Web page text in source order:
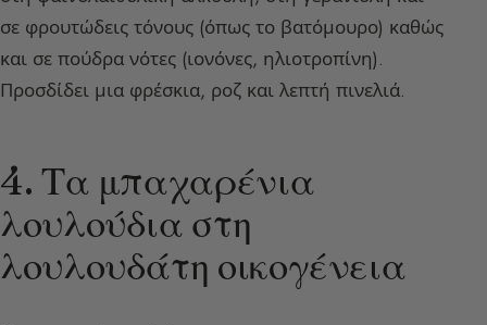
σε φρουτώδεις τόνους (όπως το βατόμουρο) καθώς
και σε πούδρα νότες (ιονόνες, ηλιοτροπίνη).
Προσδίδει μια φρέσκια, ροζ και λεπτή πινελιά.
4. Τα μπαχαρένια
λουλούδια στη
λουλουδάτη οικογένεια